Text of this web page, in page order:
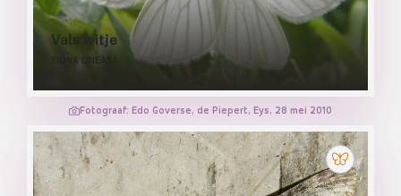
Vals witje
SIONA LINEATA
Fotograaf: Edo Goverse, de Piepert, Eys, 28 mei 2010